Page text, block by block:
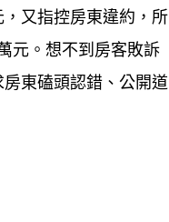
又指控房東違約，所
元。想不到房客敗訴
東磕頭認錯、公開道